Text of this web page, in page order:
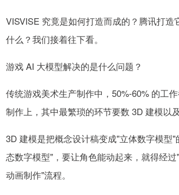
VISVISE 究竟是如何打造而成的？腾讯打造
什么？我们接着往下看。
游戏 AI 大模型解决的是什么问题？
传统游戏美术生产制作中，50%-60% 的工
制作上，其中最繁琐的环节要数 3D 建模以
3D 建模是把概念设计稿变成"立体数字模型
态数字模型"，要让角色能动起来，就得经
动画制作"流程。